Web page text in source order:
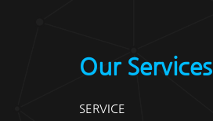
Our Services
SERVICE